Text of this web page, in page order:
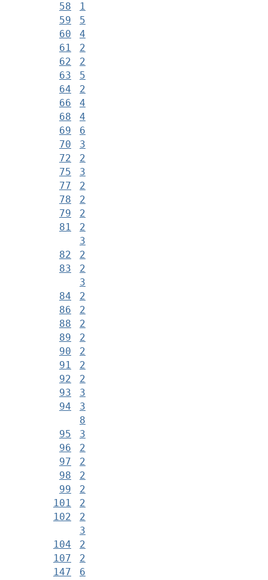
58
1
59
5
60
4
61
2
62
2
63
5
64
2
66
4
68
4
69
6
70
3
72
2
75
3
77
2
78
2
79
2
81
2
3
82
2
83
2
3
84
2
86
2
88
2
89
2
90
2
91
2
92
2
93
3
94
3
8
95
3
96
2
97
2
98
2
99
2
101
2
102
2
3
104
2
107
2
147
6